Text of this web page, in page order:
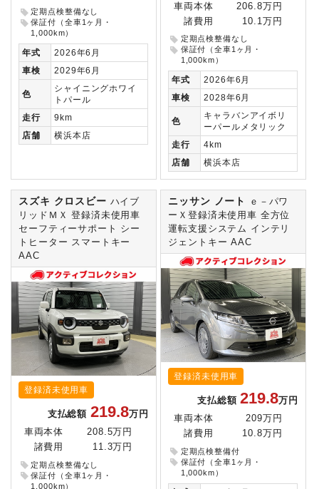
定期点検整備なし
保証付（全車1ヶ月・
1,000km）
年式
2026年6月
車検
2029年6月
色
シャイニングホワイ
トパール
走行
9km
店舗
横浜本店
車両本体
206.8万円
諸費用
10.1万円
定期点検整備なし
保証付（全車1ヶ月・
1,000km）
年式
2026年6月
車検
2028年6月
色
キャラバンアイボリ
ーパールメタリック
走行
4km
店舗
横浜本店
スズキ クロスビー ハイブ
リッドＭＸ 登録済未使用車
セーフティーサポート シー
トヒーター スマートキー
AAC
登録済未使用車
支払総額 219.8万円
車両本体
208.5万円
諸費用
11.3万円
定期点検整備なし
保証付（全車1ヶ月・
1,000km）
ニッサン ノート
ｅ－パワ
ーＸ登録済未使用車 全方位
運転支援システム インテリ
ジェントキー AAC
登録済未使用車
支払総額219.8万円
車両本体
209万円
諸費用
10.8万円
定期点検整備付
保証付（全車1ヶ月・
1,000km）